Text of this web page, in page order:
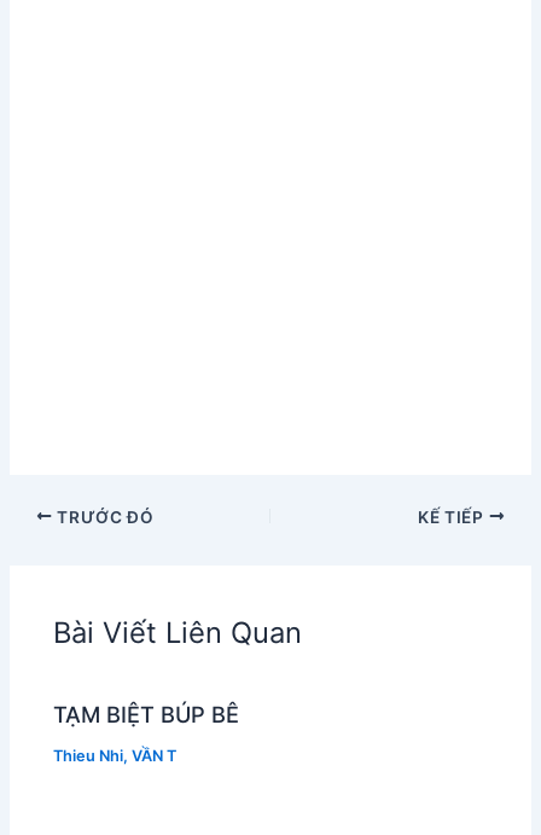
TRƯỚC ĐÓ KẾ TIẾP
Bài Viết Liên Quan
TẠM BIỆT BÚP BÊ
Thieu Nhi,VẦN T